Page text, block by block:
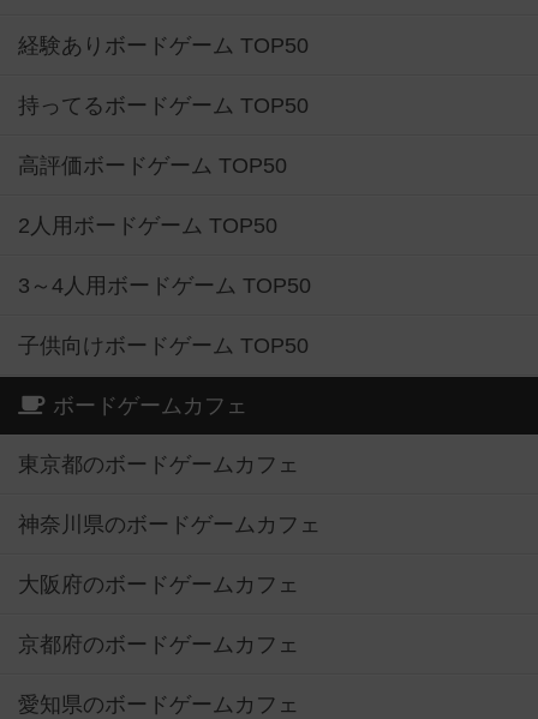
経験ありボードゲーム TOP50
持ってるボードゲーム TOP50
高評価ボードゲーム TOP50
2人用ボードゲーム TOP50
3～4人用ボードゲーム TOP50
子供向けボードゲーム TOP50
ボードゲームカフェ
東京都のボードゲームカフェ
神奈川県のボードゲームカフェ
大阪府のボードゲームカフェ
京都府のボードゲームカフェ
愛知県のボードゲームカフェ